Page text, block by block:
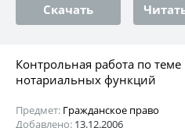
Скачать
Контрольная работа по
нотариальных функций
Предмет: Гражданское право
Добавлено: 13.12.2006